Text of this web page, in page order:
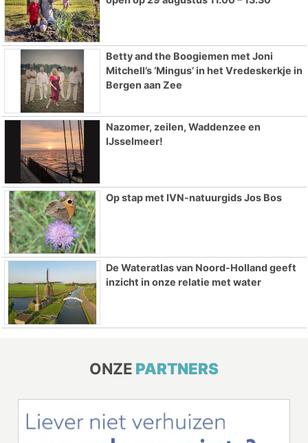
Betty and the Boogiemen met Joni
Mitchell’s ‘Mingus’ in het Vredeskerkje in
Bergen aan Zee
Nazomer, zeilen, Waddenzee en
IJsselmeer!
Op stap met IVN-natuurgids Jos Bos
De Wateratlas van Noord-Holland geeft
inzicht in onze relatie met water
ONZE PARTNERS